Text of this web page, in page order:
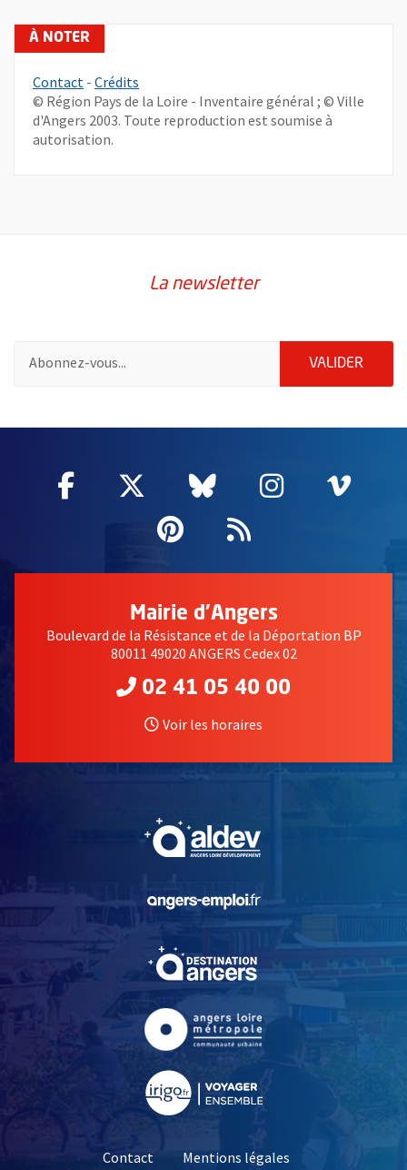
Contact , Ouvre une nouvelle fenêtre
- Crédits
© Région Pays de la Loire - Inventaire général ; © Ville
d'Angers 2003. Toute reproduction est soumise à
autorisation.
La newsletter
VALIDER
Facebook
, Ouvre une nouvelle fenêtre
Twitter
, Ouvre une nouvelle
Bluesky
, Ouvre une
Instagram
, Ouvre
,
Pinterest
, Ouvre une
Flux RSS
Mairie d'Angers
Boulevard de la Résistance et de la Déportation BP
80011 49020 ANGERS Cedex 02
02 41 05 40 00
Voir les horaires
, Ouvre une nouvelle
, Ouvre une nouvelle
Contact Mentions légales